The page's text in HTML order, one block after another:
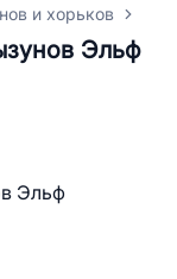
и хорьков
Эльф